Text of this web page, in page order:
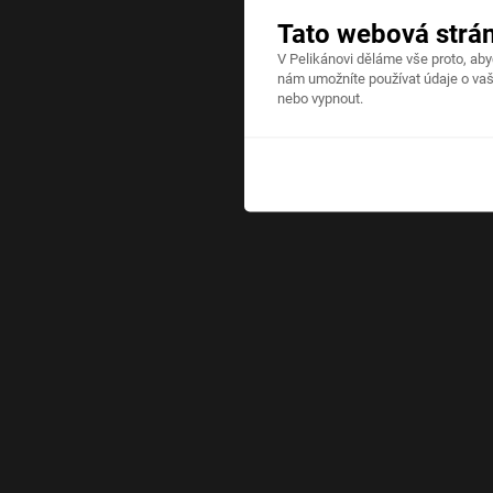
Tato webová
V Pelikánovi děláme vše proto,
nám umožníte používat údaje o
nebo vypnout.